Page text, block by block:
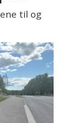
til og